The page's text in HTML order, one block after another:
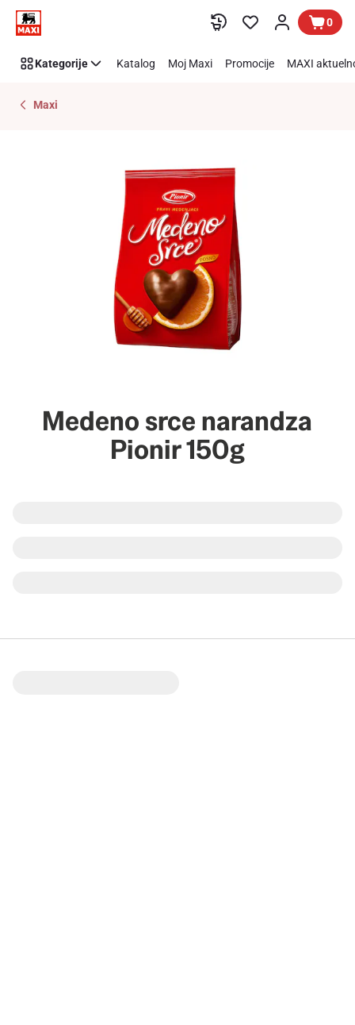
Preskoči link 0
Kategorije Katalog Moj Maxi Promocije MAXI
Maxi
Medeno srce narandza
Pionir 150g